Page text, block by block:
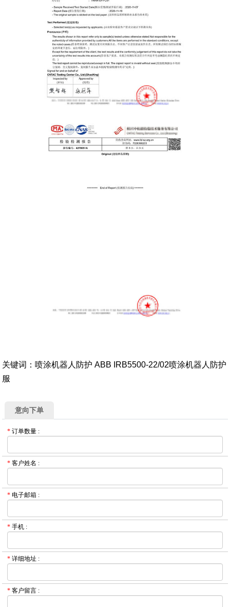
关键词：喷涂机器人防护 ABB IRB5500-22/02喷涂机器人防护
服
意向下单
* 订单数量 :
* 客户姓名 :
* 电子邮箱 :
* 手机 :
* 详细地址 :
* 客户留言 :